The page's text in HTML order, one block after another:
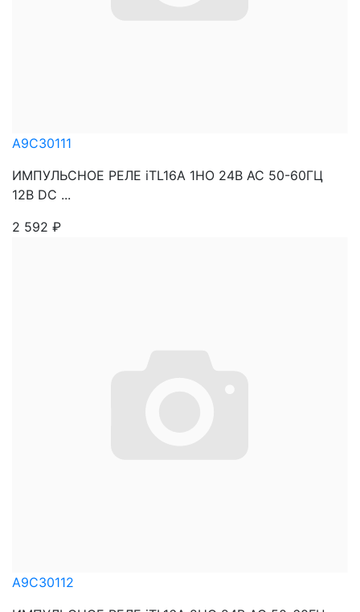
A9C30111
ИМПУЛЬСНОЕ РЕЛЕ iTL16A 1НО 24В АС 50-60ГЦ
12В DC ...
2 592 ₽
A9C30112